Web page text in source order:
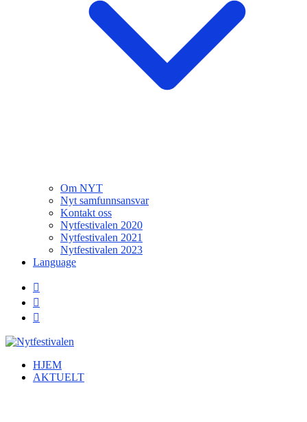
Om NYT
Nyt samfunnsansvar
Kontakt oss
Nytfestivalen 2020
Nytfestivalen 2021
Nytfestivalen 2023
Language
HJEM
AKTUELT